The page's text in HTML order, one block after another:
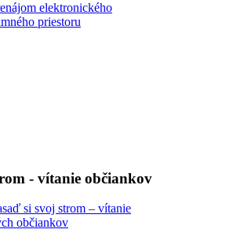
- vítanie občiankov